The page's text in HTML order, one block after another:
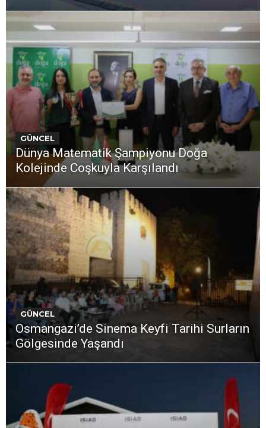
GÜNCEL
Dünya Matematik Şampiyonu Doğa
Kolejinde Coşkuyla Karşılandı
GÜNCEL
Osmangazi’de Sinema Keyfi Tarihi Surların
Gölgesinde Yaşandı